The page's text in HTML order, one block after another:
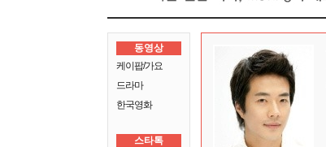
동영상
케이팝/가요
드라마
한국영화
스타톡